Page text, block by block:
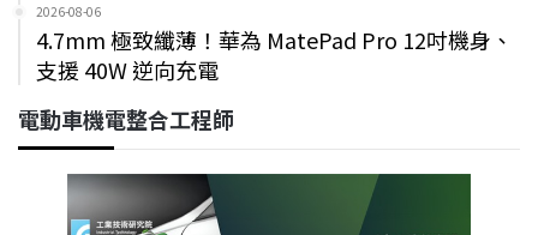
2026-08-06
4.7mm 極致纖薄！華為 MatePad Pro 12吋機身、
支援 40W 逆向充電
電動車機電整合工程師